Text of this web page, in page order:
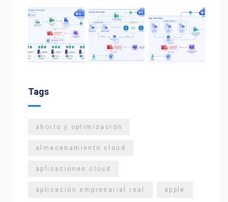
Tags
ahorro y optimización
almacenamiento cloud
aplicaciones cloud
aplicación empresarial real apple